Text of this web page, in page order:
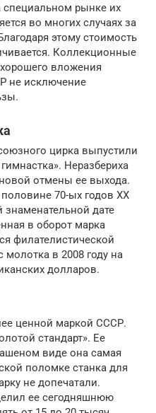
специальном рынке их
во многих случаях за
этому стоимость
Коллекционные
вложения
не исключение
цирка выпустили
Неразбериха
отмены ее выхода.
70-ых годов XX
знаменательной дате
в оборот марка
филателистической
молотка в 2008 году на
долларов.
ценной маркой СССР.
стандарт». Ее
виде она самая
поломке станка для
не допечатали.
ее сегодняшнюю